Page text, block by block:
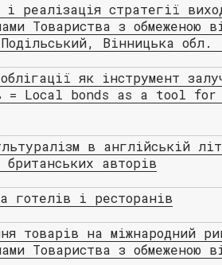
і реалізація стратегії
Товариства з обмеженою
Вінницька обл.
як інструмент
= Local bonds as a tool
в англійській
британських авторів
готелів і ресторанів
товарів на міжнародний
Товариства з обмеженою